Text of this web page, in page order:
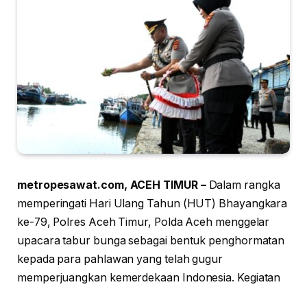
metropesawat.com, ACEH TIMUR –Dalam rangka
memperingati Hari Ulang Tahun (HUT) Bhayangkara
ke-79, Polres Aceh Timur, Polda Aceh menggelar
upacara tabur bunga sebagai bentuk penghormatan
kepada para pahlawan yang telah gugur
memperjuangkan kemerdekaan Indonesia. Kegiatan